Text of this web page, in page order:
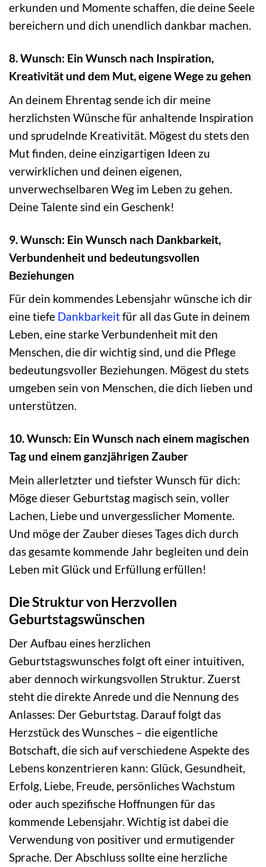
erkunden und Momente schaffen, die deine Seele
bereichern und dich unendlich dankbar machen.
8. Wunsch: Ein Wunsch nach Inspiration,
Kreativität und dem Mut, eigene Wege zu gehen
An deinem Ehrentag sende ich dir meine
herzlichsten Wünsche für anhaltende Inspiration
und sprudelnde Kreativität. Mögest du stets den
Mut finden, deine einzigartigen Ideen zu
verwirklichen und deinen eigenen,
unverwechselbaren Weg im Leben zu gehen.
Deine Talente sind ein Geschenk!
9. Wunsch: Ein Wunsch nach Dankbarkeit,
Verbundenheit und bedeutungsvollen
Beziehungen
Für dein kommendes Lebensjahr wünsche ich dir
eine tiefe Dankbarkeitfür all das Gute in deinem
Leben, eine starke Verbundenheit mit den
Menschen, die dir wichtig sind, und die Pflege
bedeutungsvoller Beziehungen. Mögest du stets
umgeben sein von Menschen, die dich lieben und
unterstützen.
10. Wunsch: Ein Wunsch nach einem magischen
Tag und einem ganzjährigen Zauber
Mein allerletzter und tiefster Wunsch für dich:
Möge dieser Geburtstag magisch sein, voller
Lachen, Liebe und unvergesslicher Momente.
Und möge der Zauber dieses Tages dich durch
das gesamte kommende Jahr begleiten und dein
Leben mit Glück und Erfüllung erfüllen!
Die Struktur von Herzvollen
Geburtstagswünschen
Der Aufbau eines herzlichen
Geburtstagswunsches folgt oft einer intuitiven,
aber dennoch wirkungsvollen Struktur. Zuerst
steht die direkte Anrede und die Nennung des
Anlasses: Der Geburtstag. Darauf folgt das
Herzstück des Wunsches – die eigentliche
Botschaft, die sich auf verschiedene Aspekte des
Lebens konzentrieren kann: Glück, Gesundheit,
Erfolg, Liebe, Freude, persönliches Wachstum
oder auch spezifische Hoffnungen für das
kommende Lebensjahr. Wichtig ist dabei die
Verwendung von positiver und ermutigender
Sprache. Der Abschluss sollte eine herzliche